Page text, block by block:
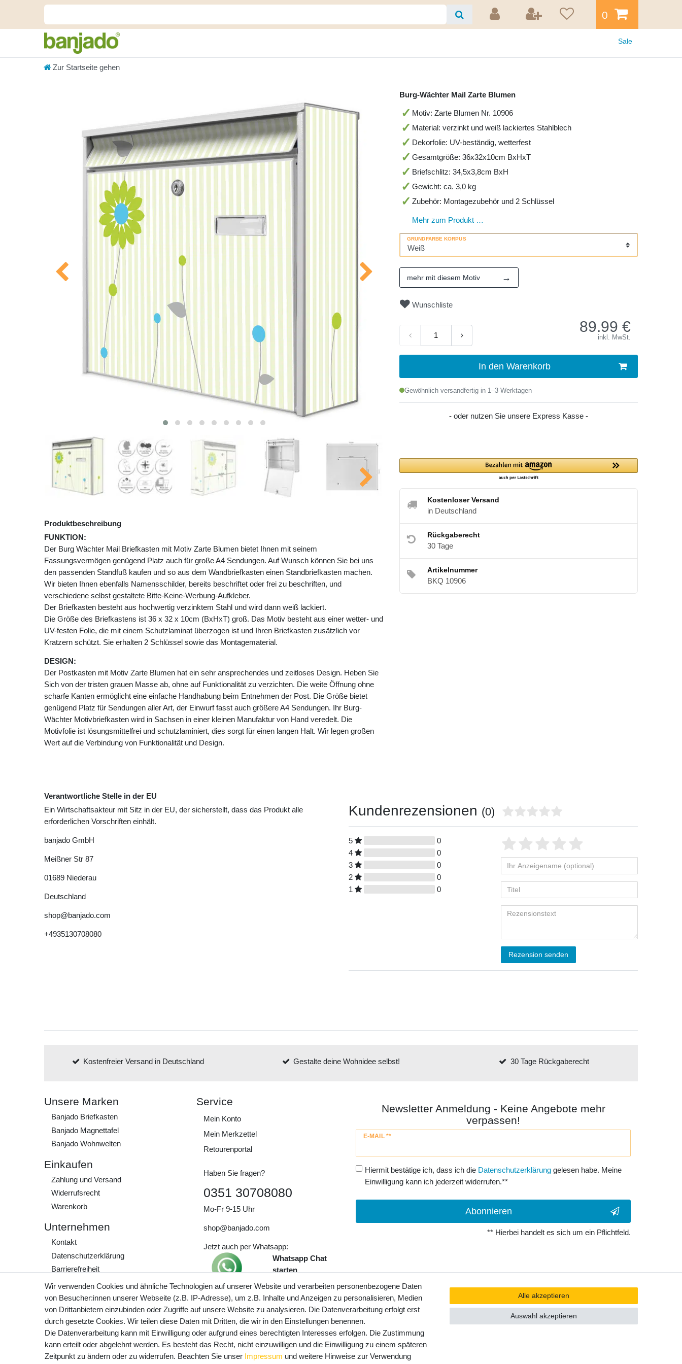
0
Sale
Zur Startseite gehen
Produktbeschreibung
FUNKTION:
Der Burg Wächter Mail Briefkasten mit Motiv Zarte Blumen bietet Ihnen mit seinem
Fassungsvermögen genügend Platz auch für große A4 Sendungen. Auf Wunsch können Sie bei uns
den passenden Standfuß kaufen und so aus dem Wandbriefkasten einen Standbriefkasten machen.
Wir bieten Ihnen ebenfalls Namensschilder, bereits beschriftet oder frei zu beschriften, und
verschiedene selbst gestaltete Bitte-Keine-Werbung-Aufkleber.
Der Briefkasten besteht aus hochwertig verzinktem Stahl und wird dann weiß lackiert.
Die Größe des Briefkastens ist 36 x 32 x 10cm (BxHxT) groß. Das Motiv besteht aus einer wetter- und
UV-festen Folie, die mit einem Schutzlaminat überzogen ist und Ihren Briefkasten zusätzlich vor
Kratzern schützt. Sie erhalten 2 Schlüssel sowie das Montagematerial.
DESIGN:
Der Postkasten mit Motiv Zarte Blumen hat ein sehr ansprechendes und zeitloses Design. Heben Sie
Sich von der tristen grauen Masse ab, ohne auf Funktionalität zu verzichten. Die weite Öffnung ohne
scharfe Kanten ermöglicht eine einfache Handhabung beim Entnehmen der Post. Die Größe bietet
genügend Platz für Sendungen aller Art, der Einwurf fasst auch größere A4 Sendungen. Ihr Burg-
Wächter Motivbriefkasten wird in Sachsen in einer kleinen Manufaktur von Hand veredelt. Die
Motivfolie ist lösungsmittelfrei und schutzlaminiert, dies sorgt für einen langen Halt. Wir legen großen
Wert auf die Verbindung von Funktionalität und Design.
Burg-Wächter Mail Zarte Blumen
Motiv: Zarte Blumen Nr. 10906
Material: verzinkt und weiß lackiertes Stahlblech
Dekorfolie: UV-beständig, wetterfest
Gesamtgröße: 36x32x10cm BxHxT
Briefschlitz: 34,5x3,8cm BxH
Gewicht: ca. 3,0 kg
Zubehör: Montagezubehör und 2 Schlüssel
Mehr zum Produkt …
GRUNDFARBE KORPUS
mehr mit diesem Motiv →
Wunschliste
89.99 €
inkl. MwSt.
In den Warenkorb
Gewöhnlich versandfertig in 1–3 Werktagen
- oder nutzen Sie unsere Express Kasse -
Kostenloser Versand
in Deutschland
Rückgaberecht
30 Tage
Artikelnummer
BKQ 10906
Verantwortliche Stelle in der EU
Ein Wirtschaftsakteur mit Sitz in der EU, der sicherstellt, dass das Produkt alle
erforderlichen Vorschriften einhält.
banjado GmbH
Meißner Str 87
01689 Niederau
Deutschland
shop@banjado.com
+4935130708080
Kundenrezensionen (0)
5
0
4
0
3
0
2
0
1
0
Rezension senden
Kostenfreier Versand in Deutschland Gestalte deine Wohnidee selbst! 30 Tage Rückgaberecht
Unsere Marken
Banjado Briefkasten
Banjado Magnettafel
Banjado Wohnwelten
Einkaufen
Zahlung und Versand
Widerrufs­recht
Warenkorb
Unternehmen
Kontakt
Daten­schutz­erklärung
Barrierefreiheit
AGB
Impressum
Werde Teil unserer
Community
Service
Mein Konto
Mein Merkzettel
Retourenportal
Haben Sie fragen?
0351 30708080
Mo-Fr 9-15 Uhr
shop@banjado.com
Jetzt auch per Whatsapp:
Whatsapp Chat
starten
Preisangaben inkl. gesetzl. MwSt. und
zzgl. Service- und Versandkosten
Newsletter Anmeldung - Keine Angebote mehr
verpassen!
E-MAIL **
Newsletter
Hiermit bestätige ich, dass ich die Daten­schutz­erklärunggelesen habe. Meine
Einwilligung kann ich jederzeit widerrufen.**
Abonnieren
** Hierbei handelt es sich um ein Pflichtfeld.
Wir verwenden Cookies und ähnliche Technologien auf unserer Website und verarbeiten personenbezogene Daten
von Besucher:innen unserer Webseite (z.B. IP-Adresse), um z.B. Inhalte und Anzeigen zu personalisieren, Medien
von Drittanbietern einzubinden oder Zugriffe auf unsere Website zu analysieren. Die Datenverarbeitung erfolgt erst
durch gesetzte Cookies. Wir teilen diese Daten mit Dritten, die wir in den Einstellungen benennen.
Die Datenverarbeitung kann mit Einwilligung oder aufgrund eines berechtigten Interesses erfolgen. Die Zustimmung
kann erteilt oder abgelehnt werden. Es besteht das Recht, nicht einzuwilligen und die Einwilligung zu einem späteren
Zeitpunkt zu ändern oder zu widerrufen. Beachten Sie unser Impressum und weitere Hinweise zur Verwendung
Alle akzeptieren
Auswahl akzeptieren